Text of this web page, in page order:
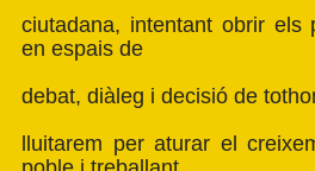
ciutadana, intentant obrir els
en espais de
debat, diàleg i decisió de
lluitarem per aturar el